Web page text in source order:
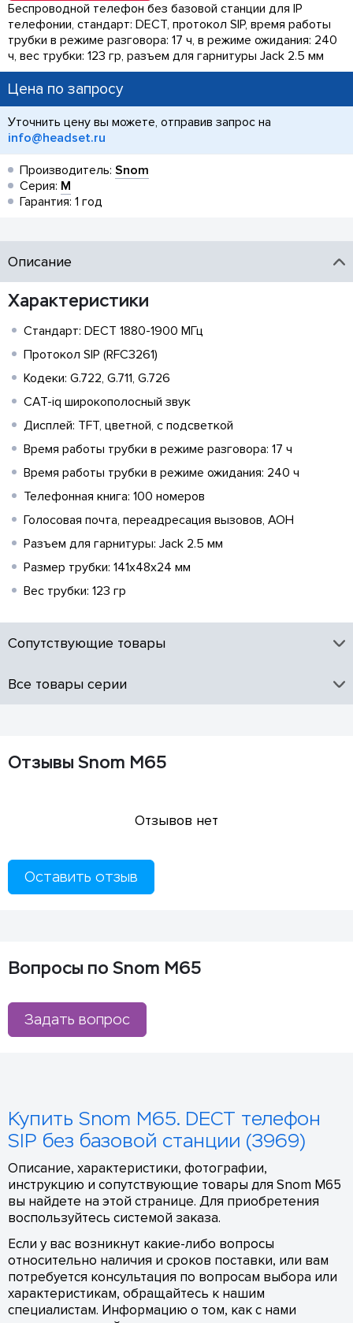
Беспроводной телефон без базовой станции для IP
телефонии, стандарт: DECT, протокол SIP, время работы
трубки в режиме разговора: 17 ч, в режиме ожидания: 240
ч, вес трубки: 123 гр, разъем для гарнитуры Jack 2.5 мм
Цена по запросу
Уточнить цену вы можете, отправив запрос на
info@headset.ru
Производитель: Snom
Серия: M
Гарантия: 1 год
Описание
Характеристики
Стандарт: DECT 1880-1900 МГц
Протокол SIP (RFC3261)
Кодеки: G.722, G.711, G.726
CAT-iq широкополосный звук
Дисплей: TFT, цветной, с подсветкой
Время работы трубки в режиме разговора: 17 ч
Время работы трубки в режиме ожидания: 240 ч
Телефонная книга: 100 номеров
Голосовая почта, переадресация вызовов, АОН
Разъем для гарнитуры: Jack 2.5 мм
Размер трубки: 141x48x24 мм
Вес трубки: 123 гр
Сопутствующие товары
Все товары серии
Отзывы Snom M65
Отзывов нет
Оставить отзыв
Вопросы по Snom M65
Задать вопрос
Купить Snom M65. DECT телефон
SIP без базовой станции (3969)
Описание, характеристики, фотографии,
инструкцию и сопутствующие товары для Snom M65
вы найдете на этой странице. Для приобретения
воспользуйтесь системой заказа.
Если у вас возникнут какие-либо вопросы
относительно наличия и сроков поставки, или вам
потребуется консультация по вопросам выбора или
характеристикам, обращайтесь к нашим
специалистам. Информацию о том, как с нами